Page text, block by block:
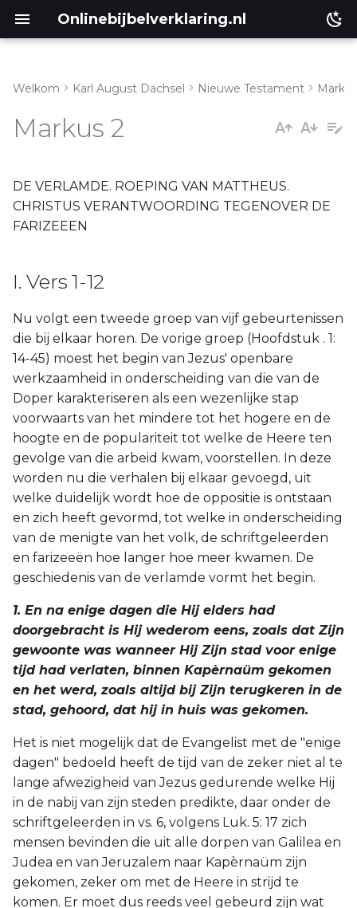
Onlinebijbelverklaring.nl
Éxodus
Leviticus
Prediker
Joël
Jona
Hábakuk
III. Vers 18-22
IV. Vers 23-28
Welkom Karl August Dächsel Nieuwe Testament Markus
Markus 2
DE VERLAMDE. ROEPING VAN MATTHEUS.
CHRISTUS VERANTWOORDING TEGENOVER DE
FARIZEEEN
I. Vers 1-12
Nu volgt een tweede groep van vijf gebeurtenissen
die bij elkaar horen. De vorige groep (Hoofdstuk . 1:
14-45) moest het begin van Jezus' openbare
werkzaamheid in onderscheiding van die van de
Doper karakteriseren als een wezenlijke stap
voorwaarts van het mindere tot het hogere en de
hoogte en de populariteit tot welke de Heere ten
gevolge van die arbeid kwam, voorstellen. In deze
worden nu die verhalen bij elkaar gevoegd, uit
welke duidelijk wordt hoe de oppositie is ontstaan
en zich heeft gevormd, tot welke in onderscheiding
van de menigte van het volk, de schriftgeleerden
en farizeeën hoe langer hoe meer kwamen. De
geschiedenis van de verlamde vormt het begin.
1. En na enige dagen die Hij elders had
doorgebracht is Hij wederom eens, zoals dat Zijn
gewoonte was wanneer Hij Zijn stad voor enige
tijd had verlaten, binnen Kapèrnaüm gekomen
en het werd, zoals altijd bij Zijn terugkeren in de
stad, gehoord, dat hij in huis was gekomen.
Het is niet mogelijk dat de Evangelist met de "enige
dagen" bedoeld heeft de tijd van de zeker niet al te
lange afwezigheid van Jezus gedurende welke Hij
in de nabij van zijn steden predikte, daar onder de
schriftgeleerden in vs. 6, volgens Luk. 5: 17 zich
mensen bevinden die uit alle dorpen van Galilea en
Judea en van Jeruzalem naar Kapèrnaüm zijn
gekomen, zeker om met de Heere in strijd te
komen. Er moet dus reeds veel gebeurd zijn wat